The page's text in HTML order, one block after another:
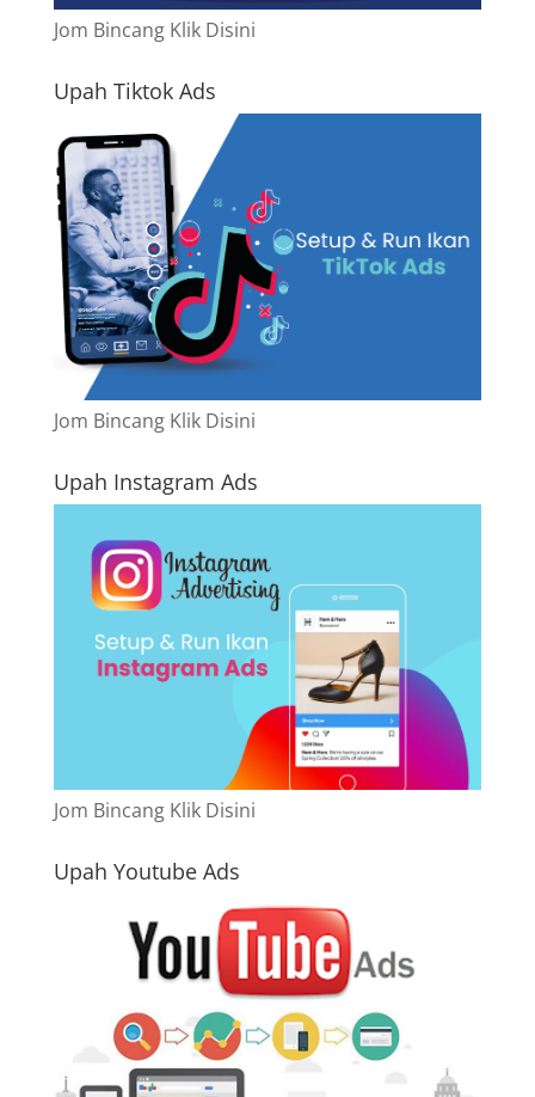
Jom Bincang Klik Disini
Upah Tiktok Ads
Jom Bincang Klik Disini
Upah Instagram Ads
Jom Bincang Klik Disini
Upah Youtube Ads